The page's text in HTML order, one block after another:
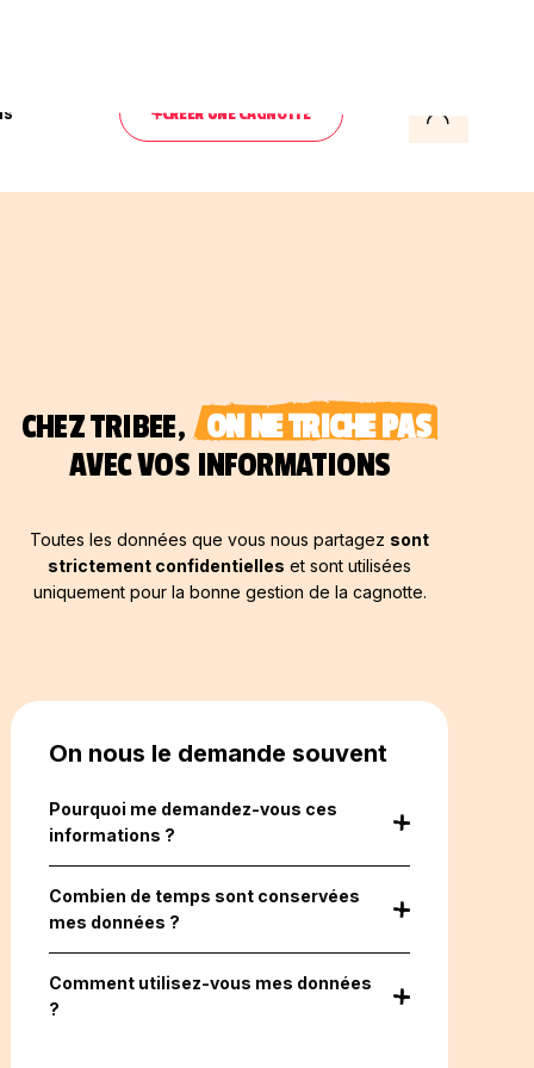
CRÉER UNE CAGNOTTE
CHEZ TRIBEE, ON NE TRICHE PAS
AVEC VOS INFORMATIONS
Toutes les données que vous nous partagez sont
strictement confidentielles et sont utilisées
uniquement pour la bonne gestion de la cagnotte.
On nous le demande souvent
Pourquoi me demandez-vous ces
informations ?
En tant qu’intermédiaire en financement
participatif, nous sommes soumis à la
réglementation bancaire.
bénéficiaire de la cagnotte. Nous vérifions
ainsi que vos informations sont conformes à
Combien de temps sont conservées
mes données ?
Vos données sont conservées pendant 5 ans
à partir de votre dernière connexion.
Votre pièce d’identité, elle, est chiffrée et
Comment utilisez-vous mes données
?